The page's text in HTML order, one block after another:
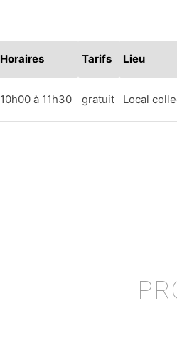
Horaires Tarifs Lieu
10h00 à 11h30 gratuit Local